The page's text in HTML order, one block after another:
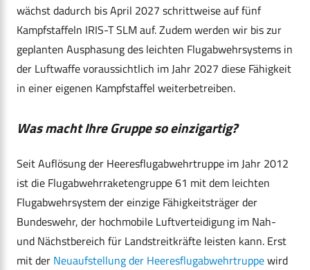
wächst dadurch bis April 2027 schrittweise auf fünf
Kampfstaffeln IRIS-T SLM auf. Zudem werden wir bis zur
geplanten Ausphasung des leichten Flugabwehrsystems in
der Luftwaffe voraussichtlich im Jahr 2027 diese Fähigkeit
in einer eigenen Kampfstaffel weiterbetreiben.
Was macht Ihre Gruppe so einzigartig?
Seit Auflösung der Heeresflugabwehrtruppe im Jahr 2012
ist die Flugabwehrraketengruppe 61 mit dem leichten
Flugabwehrsystem der einzige Fähigkeitsträger der
Bundeswehr, der hochmobile Luftverteidigung im Nah-
und Nächstbereich für Landstreitkräfte leisten kann. Erst
mit der Neuaufstellung der Heeresflugabwehrtruppewird